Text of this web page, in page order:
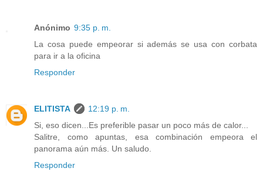
Anónimo 9:35 p. m.
La cosa puede empeorar si además se usa con corbata
para ir a la oficina
Responder
ELITISTA
12:19 p. m.
Si, eso dicen...Es preferible pasar un poco más de calor...
Salitre, como apuntas, esa combinación empeora el
panorama aún más. Un saludo.
Responder